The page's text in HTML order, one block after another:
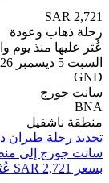
وعودة
منذ يوم واحد